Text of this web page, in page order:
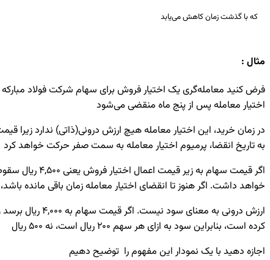
که با گذشت زمان کاهش می‌یابد
مثال :
اختیار معامله پس از پنج ماه منقضی می‌شود
به تاریخ انقضا، پرمیوم اختیار معامله به سمت صفر حرکت خواهد کرد
خواهد داشت. اگر هنوز تا انقضای اختیار معامله زمان باقی مانده باشد، پرمیوم این اختیار معامله ممکن است به
کرده است، بنابراین سود به ازای هر سهم 200 ریال است، نه 500 ریال
اجازه دهید با یک نمودار این مفهوم را توضیح دهیم